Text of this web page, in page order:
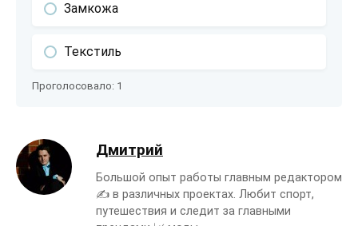
Замкожа
Текстиль
Проголосовало: 1
Дмитрий
Большой опыт работы главным редактором
✍️ в различных проектах. Любит спорт,
путешествия и следит за главными